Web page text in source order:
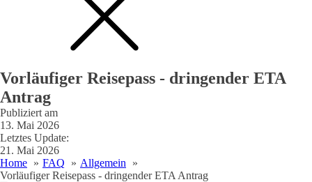
Vorläufiger Reisepass - dringender ETA
Antrag
Publiziert am
13. Mai 2026
Letztes Update:
21. Mai 2026
Home
FAQ
Allgemein
Vorläufiger Reisepass - dringender ETA Antrag